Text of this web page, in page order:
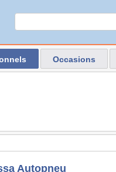
Occasions
Autopneu